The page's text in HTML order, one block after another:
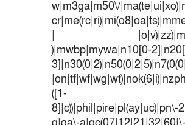
w|m3ga|m50\/
|
)|mwbp|mywa|n10[0-
([1-